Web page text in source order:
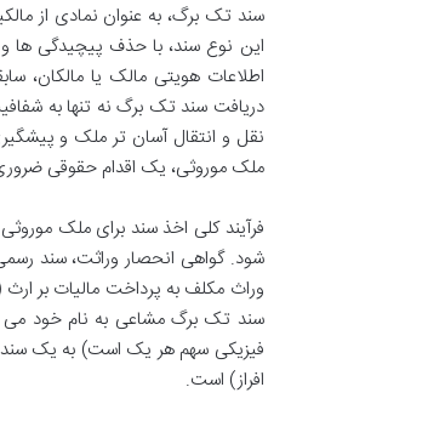
سند تک برگ، به عنوان نمادی از
این نوع سند، با حذف پیچیدگی ها
اطلاعات هویتی مالک یا مالکان،
دریافت سند تک برگ نه تنها به
نقل و انتقال آسان تر ملک و
ملک موروثی، یک اقدام حقوقی
فرآیند کلی اخذ سند برای ملک
شود. گواهی انحصار وراثت، سند
وراث مکلف به پرداخت مالیات بر
سند تک برگ مشاعی به نام خود می
فیزیکی سهم هر یک است) به یک سند
افراز) است.